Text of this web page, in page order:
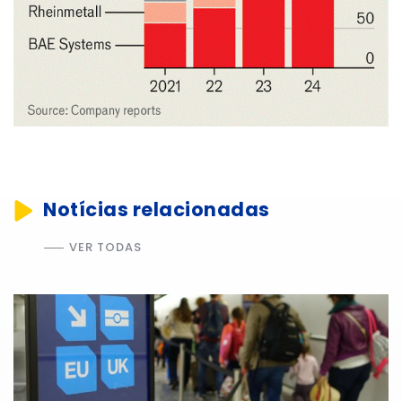
Notícias relacionadas
VER TODAS